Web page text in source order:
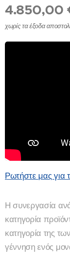
4.850,00
χωρίς τα έξοδα
Ρωτήστε μας
Η συνεργασία
κατηγορία
κατηγορία της
γέννηση ενός